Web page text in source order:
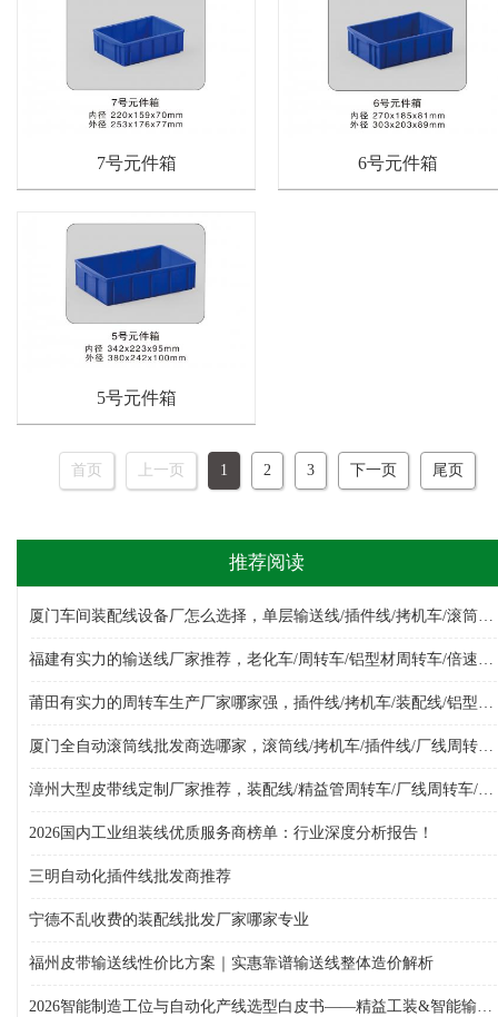
7号元件箱 6号元件箱
5号元件箱
首页 上一页 1 2 3 下一页 尾页
推荐阅读
厦门车间装配线设备厂怎么选择，单层输送线/插件线/拷机车/滚筒线/倍速链组装线/厂线周转车，装配线生产厂家哪家好
福建有实力的输送线厂家推荐，老化车/周转车/铝型材周转车/倍速链组装线/单层输送线/皮带线，输送线设备生产厂家选哪家
莆田有实力的周转车生产厂家哪家强，插件线/拷机车/装配线/铝型材周转车/多层周转车/厂线周转车，周转车生产厂家哪家专业
厦门全自动滚筒线批发商选哪家，滚筒线/拷机车/插件线/厂线周转车/物料周转车/周转车/倍速链组装线，滚筒线批发厂选哪家
漳州大型皮带线定制厂家推荐，装配线/精益管周转车/厂线周转车/单层输送线/组装线/倍速链组装线/周转车，皮带线厂选哪家
2026国内工业组装线优质服务商榜单：行业深度分析报告！
三明自动化插件线批发商推荐
宁德不乱收费的装配线批发厂家哪家专业
福州皮带输送线性价比方案｜实惠靠谱输送线整体造价解析
2026智能制造工位与自动化产线选型白皮书——精益工装&智能输送设备综合采购指南